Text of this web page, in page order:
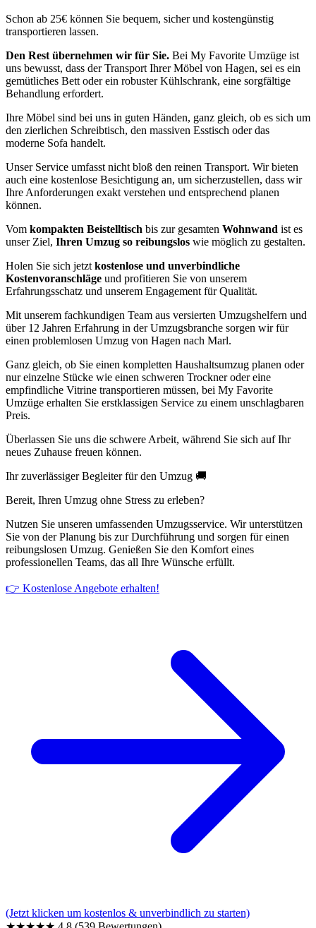
Schon ab 25€ können Sie bequem, sicher und kostengünstig
transportieren lassen.
Den Rest übernehmen wir für Sie. Bei My Favorite Umzüge ist
uns bewusst, dass der Transport Ihrer Möbel von Hagen, sei es ein
gemütliches Bett oder ein robuster Kühlschrank, eine sorgfältige
Behandlung erfordert.
Ihre Möbel sind bei uns in guten Händen, ganz gleich, ob es sich um
den zierlichen Schreibtisch, den massiven Esstisch oder das
moderne Sofa handelt.
Unser Service umfasst nicht bloß den reinen Transport. Wir bieten
auch eine kostenlose Besichtigung an, um sicherzustellen, dass wir
Ihre Anforderungen exakt verstehen und entsprechend planen
können.
Vom kompakten Beistelltisch bis zur gesamten Wohnwand ist es
unser Ziel, Ihren Umzug so reibungslos wie möglich zu gestalten.
Holen Sie sich jetzt kostenlose und unverbindliche
Kostenvoranschläge und profitieren Sie von unserem
Erfahrungsschatz und unserem Engagement für Qualität.
Mit unserem fachkundigen Team aus versierten Umzugshelfern und
über 12 Jahren Erfahrung in der Umzugsbranche sorgen wir für
einen problemlosen Umzug von Hagen nach Marl.
Ganz gleich, ob Sie einen kompletten Haushaltsumzug planen oder
nur einzelne Stücke wie einen schweren Trockner oder eine
empfindliche Vitrine transportieren müssen, bei My Favorite
Umzüge erhalten Sie erstklassigen Service zu einem unschlagbaren
Preis.
Überlassen Sie uns die schwere Arbeit, während Sie sich auf Ihr
neues Zuhause freuen können.
Ihr zuverlässiger Begleiter für den Umzug 🚚
Bereit, Ihren Umzug ohne Stress zu erleben?
Nutzen Sie unseren umfassenden Umzugsservice. Wir unterstützen
Sie von der Planung bis zur Durchführung und sorgen für einen
reibungslosen Umzug. Genießen Sie den Komfort eines
professionellen Teams, das all Ihre Wünsche erfüllt.
👉 Kostenlose Angebote erhalten!
(Jetzt klicken um kostenlos & unverbindlich zu starten)